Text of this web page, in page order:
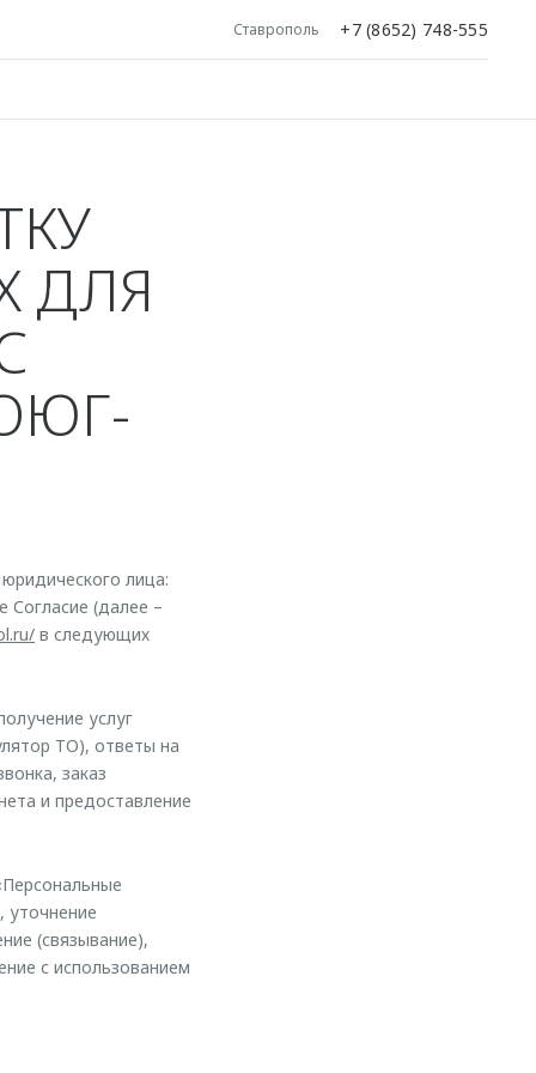
Ставрополь +7 (8652) 748-555
ДЛЯ
лица:
Согласие (далее –
в следующих
услуг
ТО), ответы на
заказ
и предоставление
уточнение
(связывание),
с использованием